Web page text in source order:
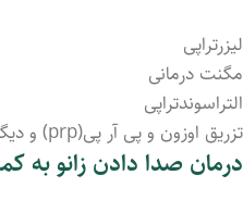
لیزرتراپی
مگنت درمانی
التراسوندتراپی
تزریق اوزون و پی آر پی(prp) و دیگر موارد
درمان صدا داد‌ن زانو